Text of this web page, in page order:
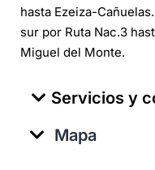
hasta Ezeiza-
sur por Ruta Nac.3
Miguel del Monte.
Servicios y
Mapa